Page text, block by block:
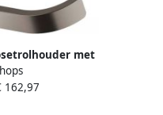
met
hard graphite